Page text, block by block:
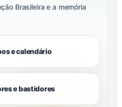
Brasileira e a memória
e calendário
e bastidores